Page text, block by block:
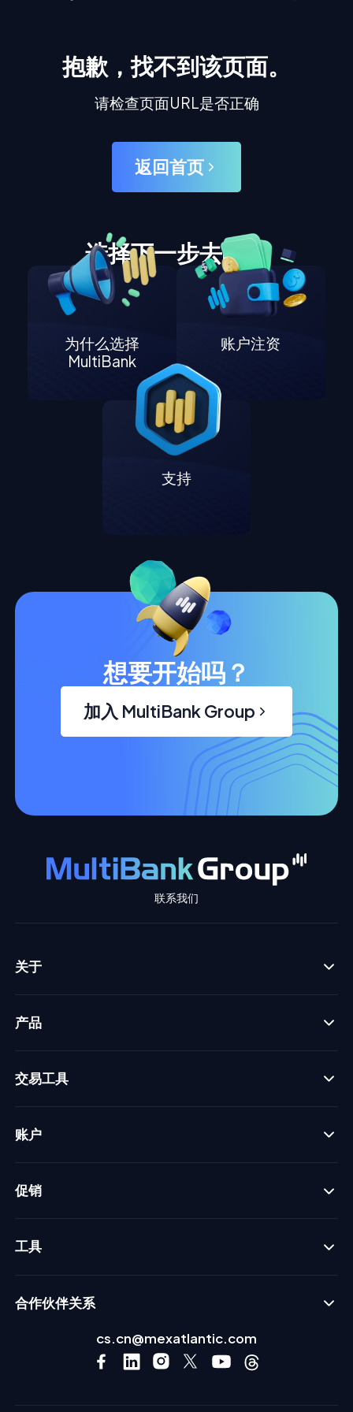
抱歉，找不到该页面。
请检查页面URL是否正确
返回首页
选择下一步去哪里
为什么选择
MultiBank
账户注资
支持
想要开始吗？
加入 MultiBank Group
联系我们
关于
产品
交易工具
账户
促销
工具
合作伙伴关系
cs.cn@mexatlantic.com